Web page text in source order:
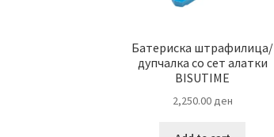
Батериска штрафилица/
дупчалка со сет алатки
BISUTIME
2,250.00ден